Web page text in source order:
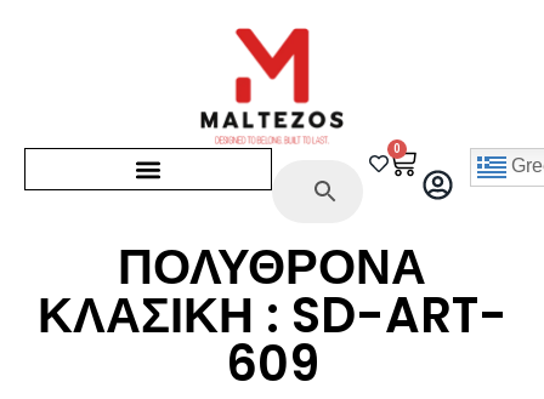
0
ΠΟΛΥΘΡΟΝΑ
ΚΛΑΣΙΚΗ : SD-ART-
609